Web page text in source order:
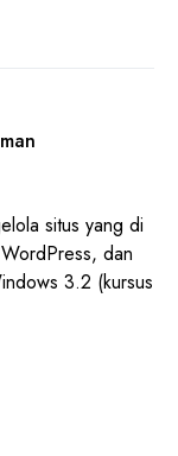
situs yang di
dan
3.2 (kursus